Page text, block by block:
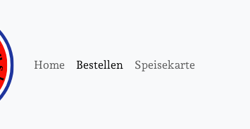
Home Bestellen Speisekarte